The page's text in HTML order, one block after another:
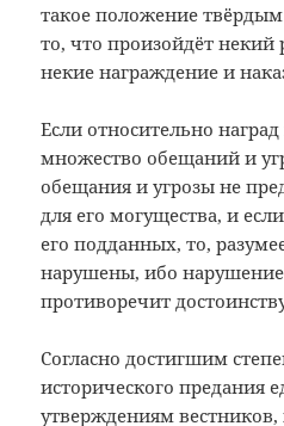
такое положение
то, что произойдёт некий
некие награждение и
Если относительно
множество обещаний и
обещания и угрозы не
для его могущества, и
его подданных, то,
нарушены, ибо
противоречит
Согласно достигшим
исторического предания
утверждениям